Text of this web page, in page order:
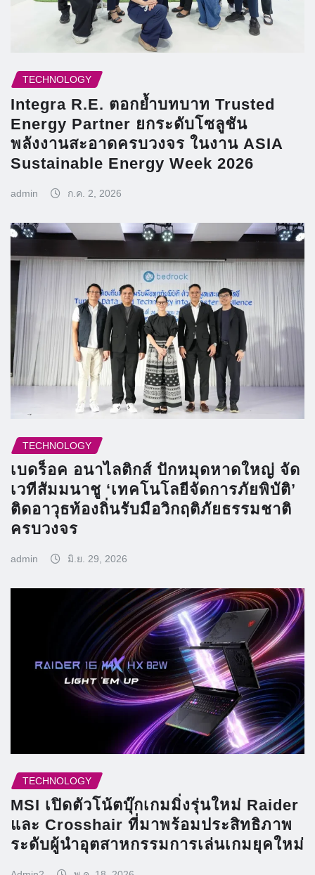
TECHNOLOGY
Integra R.E. ตอกย้ำบทบาท Trusted
Energy Partner ยกระดับโซลูชัน
พลังงานสะอาดครบวงจร ในงาน ASIA
Sustainable Energy Week 2026
admin ก.ค. 2, 2026
TECHNOLOGY
เบดร็อค อนาไลติกส์ ปักหมุดหาดใหญ่ จัด
เวทีสัมมนาชู ‘เทคโนโลยีจัดการภัยพิบัติ’
ติดอาวุธท้องถิ่นรับมือวิกฤติภัยธรรมชาติ
ครบวงจร
admin มิ.ย. 29, 2026
TECHNOLOGY
MSI เปิดตัวโน้ตบุ๊กเกมมิ่งรุ่นใหม่ Raider
และ Crosshair ที่มาพร้อมประสิทธิภาพ
ระดับผู้นำอุตสาหกรรมการเล่นเกมยุคใหม่